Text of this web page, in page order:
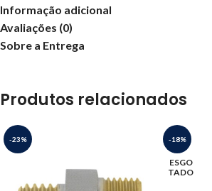
Informação adicional
Avaliações (0)
Sobre a Entrega
Produtos relacionados
-23% -18%
ESGO
TADO